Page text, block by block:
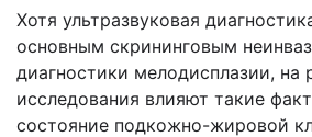
Хотя ультразвуковая
основным скрининговым
диагностики мелодисплазии, на
исследования влияют такие
состояние подкожно-жировой